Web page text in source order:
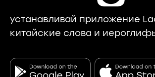
устанавливай приложение
китайские слова и